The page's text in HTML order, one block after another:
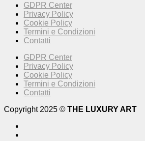
GDPR Center
Privacy Policy
Cookie Policy
Termini e Condizioni
Contatti
GDPR Center
Privacy Policy
Cookie Policy
Termini e Condizioni
Contatti
Copyright 2025 © THE LUXURY ART